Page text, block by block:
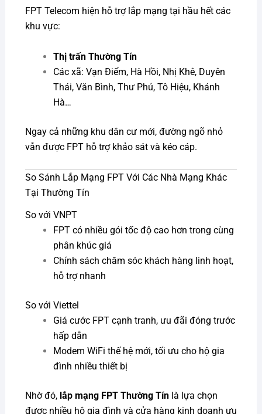
FPT Telecom hiện hỗ trợ lắp mạng tại hầu hết các
khu vực:
Thị trấn Thường Tín
Các xã: Vạn Điểm, Hà Hồi, Nhị Khê, Duyên
Thái, Văn Bình, Thư Phú, Tô Hiệu, Khánh
Hà…
Ngay cả những khu dân cư mới, đường ngõ nhỏ
vẫn được FPT hỗ trợ khảo sát và kéo cáp.
So Sánh Lắp Mạng FPT Với Các Nhà Mạng Khác
Tại Thường Tín
So với VNPT
FPT có nhiều gói tốc độ cao hơn trong cùng
phân khúc giá
Chính sách chăm sóc khách hàng linh hoạt,
hỗ trợ nhanh
So với Viettel
Giá cước FPT cạnh tranh, ưu đãi đóng trước
hấp dẫn
Modem WiFi thế hệ mới, tối ưu cho hộ gia
đình nhiều thiết bị
Nhờ đó, lắp mạng FPT Thường Tínlà lựa chọn
được nhiều hộ gia đình và cửa hàng kinh doanh ưu